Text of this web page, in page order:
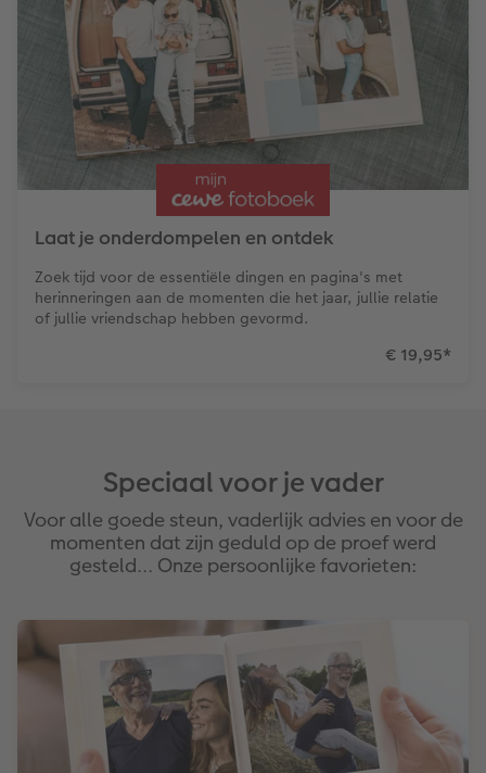
Art Collection
Ontwerpopties
Tips voor fotoboeken
Opslag in CEWE myPhotos
Fotokiosk
Alle extra's
CEWE Magazine
Tipa Awards
Laat je onderdompelen en ontdek
Zoek tijd voor de essentiële dingen en pagina's met
herinneringen aan de momenten die het jaar, jullie relatie
of jullie vriendschap hebben gevormd.
€ 19,95*
Speciaal voor je vader
Voor alle goede steun, vaderlijk advies en voor de
momenten dat zijn geduld op de proef werd
gesteld… Onze persoonlijke favorieten: